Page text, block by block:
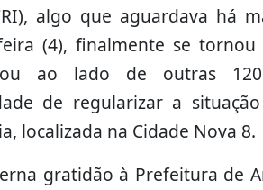
algo que aguardava há
(4), finalmente se
ao lado de outras
de regularizar a
localizada na Cidade Nova 8.
gratidão à Prefeitura de